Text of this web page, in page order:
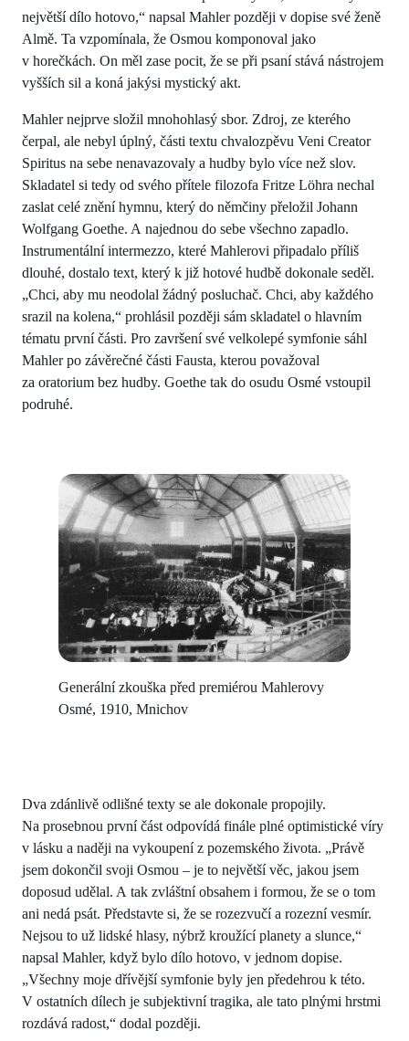
největší dílo hotovo,“ napsal Mahler později v dopise své ženě
Almě. Ta vzpomínala, že Osmou komponoval jako
v horečkách. On měl zase pocit, že se při psaní stává nástrojem
vyšších sil a koná jakýsi mystický akt.
Mahler nejprve složil mnohohlasý sbor. Zdroj, ze kterého
čerpal, ale nebyl úplný, části textu chvalozpěvu Veni Creator
Spiritus na sebe nenavazovaly a hudby bylo více než slov.
Skladatel si tedy od svého přítele filozofa Fritze Löhra nechal
zaslat celé znění hymnu, který do němčiny přeložil Johann
Wolfgang Goethe. A najednou do sebe všechno zapadlo.
Instrumentální intermezzo, které Mahlerovi připadalo příliš
dlouhé, dostalo text, který k již hotové hudbě dokonale seděl.
„Chci, aby mu neodolal žádný posluchač. Chci, aby každého
srazil na kolena,“ prohlásil později sám skladatel o hlavním
tématu první části. Pro završení své velkolepé symfonie sáhl
Mahler po závěrečné části Fausta, kterou považoval
za oratorium bez hudby. Goethe tak do osudu Osmé vstoupil
podruhé.
Generální zkouška před premiérou Mahlerovy
Osmé, 1910, Mnichov
Dva zdánlivě odlišné texty se ale dokonale propojily.
Na prosebnou první část odpovídá finále plné optimistické víry
v lásku a naději na vykoupení z pozemského života. „Právě
jsem dokončil svoji Osmou – je to největší věc, jakou jsem
doposud udělal. A tak zvláštní obsahem i formou, že se o tom
ani nedá psát. Představte si, že se rozezvučí a rozezní vesmír.
Nejsou to už lidské hlasy, nýbrž kroužící planety a slunce,“
napsal Mahler, když bylo dílo hotovo, v jednom dopise.
„Všechny moje dřívější symfonie byly jen předehrou k této.
V ostatních dílech je subjektivní tragika, ale tato plnými hrstmi
rozdává radost,“ dodal později.